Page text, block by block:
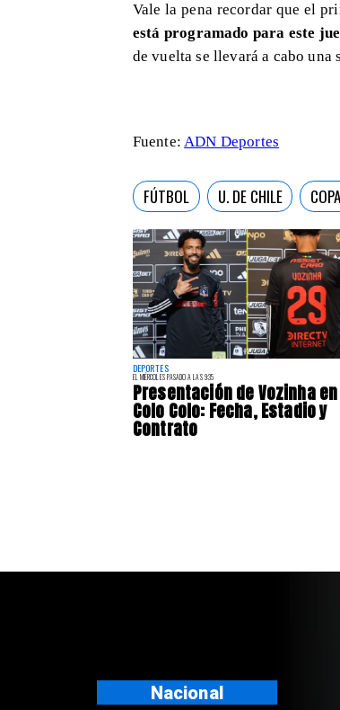
DEPORTES
EL MIÉRCOLES PASADO A LAS 9:35
Presentación de Vozinha en
Colo Colo: Fecha, Estadio y
Contrato
Vale la pena recordar que el
está programado para este
de vuelta se llevará a cabo una
Fuente:ADN Deportes
FÚTBOL U. DE CHILE
Regiones